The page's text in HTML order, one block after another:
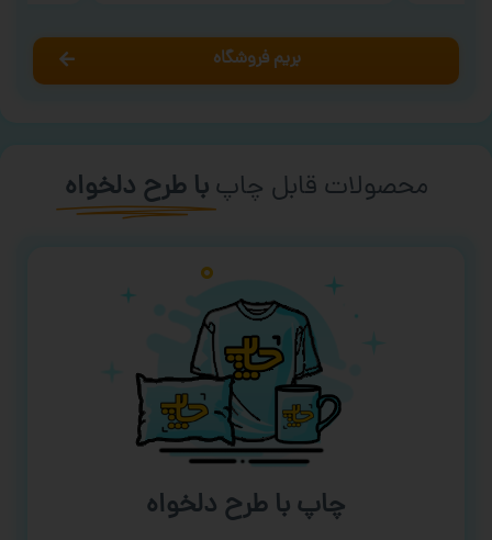
بریم فروشگاه
محصولات قابل چاپ با طرح دلخواه
چاپ با طرح دلخواه